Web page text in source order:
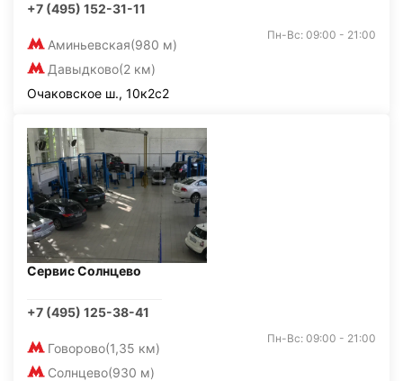
+7 (495) 152-31-11
Аминьевская(980 м)
Давыдково(2 км)
Пн-Вс: 09:00 - 21:00
Очаковское ш., 10к2с2
Сервис Солнцево
+7 (495) 125-38-41
Говорово(1,35 км)
Солнцево(930 м)
Пн-Вс: 09:00 - 21:00